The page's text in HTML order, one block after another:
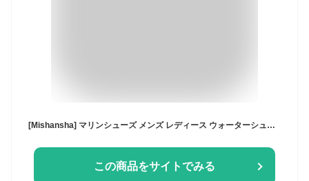
[Mishansha] マリンシューズ メンズ レディース ウォーターシューズ 水陸両用 ベアフット アクアシューズ 川遊び ビーチサンダル 軽量
この商品をサイトでみる